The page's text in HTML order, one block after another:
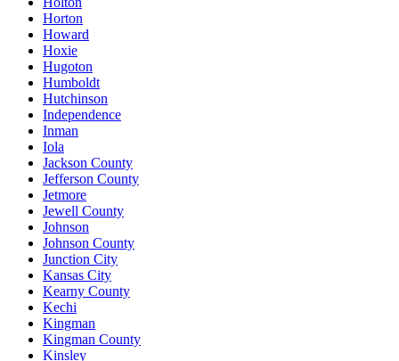
Horton
Howard
Hoxie
Hugoton
Humboldt
Hutchinson
Independence
Inman
Iola
Jackson County
Jefferson County
Jetmore
Jewell County
Johnson
Johnson County
Junction City
Kansas City
Kearny County
Kechi
Kingman
Kingman County
Kinsley